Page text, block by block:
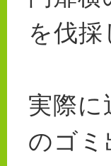
を伐採
実際に
のゴミ